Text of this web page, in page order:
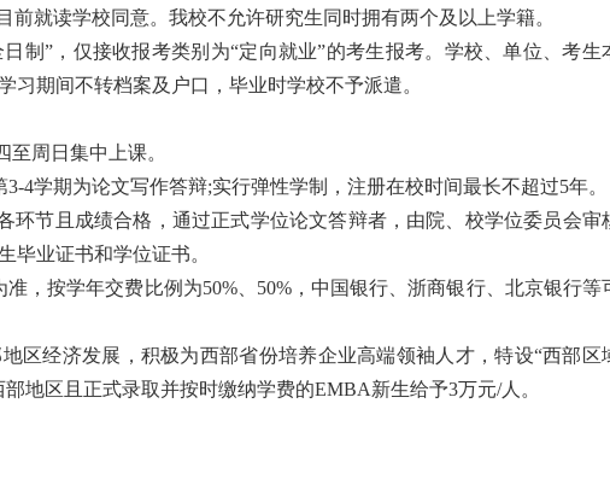
前就读学校同意。我校不允许研究生同时拥有两个及以上学籍。
制”，仅接收报考类别为“定向就业”的考生报考。学校、单位、考生
习期间不转档案及户口，毕业时学校不予派遣。
周日集中上课。
4学期为论文写作答辩;实行弹性学制，注册在校时间最长不超过5年。
环节且成绩合格，通过正式学位论文答辩者，由院、校学位委员会审
毕业证书和学位证书。
，按学年交费比例为50%、50%，中国银行、浙商银行、北京银行等
区经济发展，积极为西部省份培养企业高端领袖人才，特设“西部区
地区且正式录取并按时缴纳学费的EMBA新生给予3万元/人。